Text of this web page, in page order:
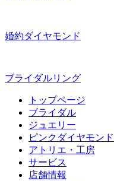
婚約ダイヤモンド
ブライダルリング
トップページ
ブライダル
ジュエリー
ピンクダイヤモンド
アトリエ・工房
サービス
店舗情報